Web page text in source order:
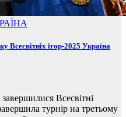
Всесвітніх ігор-2025 Україна
Всесвітні
турнір на третьому